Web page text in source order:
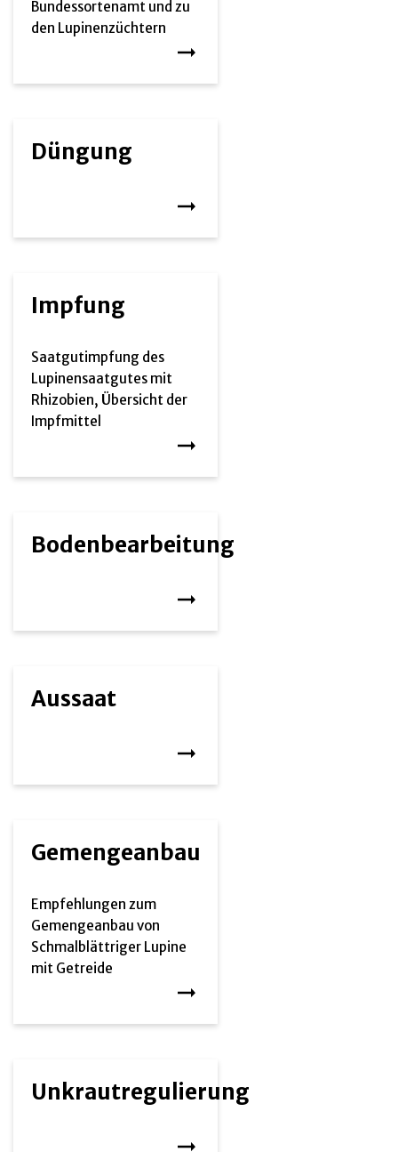
Bundessortenamt und zu
den Lupinenzüchtern
Düngung
Impfung
Saatgutimpfung des
Lupinensaatgutes mit
Rhizobien, Übersicht der
Impfmittel
Bodenbearbeitung
Aussaat
Gemengeanbau
Empfehlungen zum
Gemengeanbau von
Schmalblättriger Lupine
mit Getreide
Unkrautregulierung